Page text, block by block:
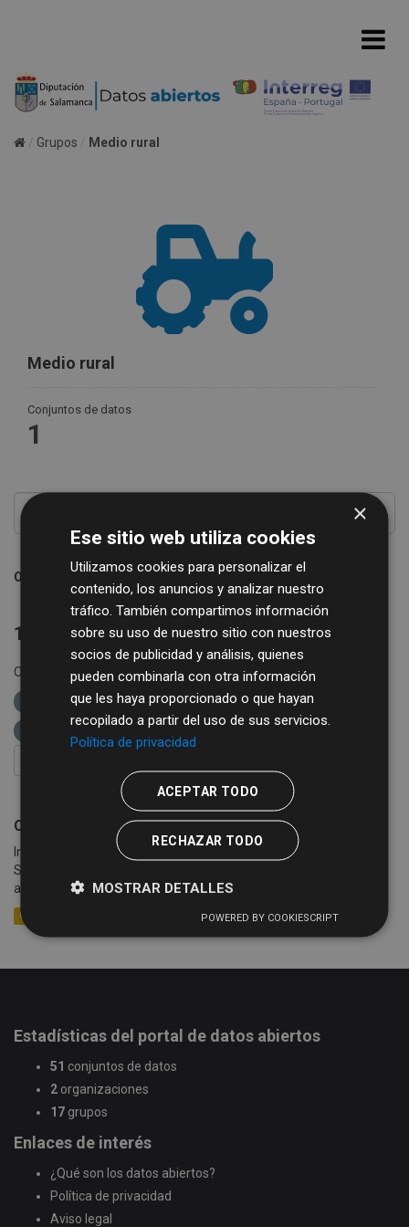
Grupos Medio rural
Medio rural
Conjuntos de datos
1
Ordenar por
1 conjunto de datos encontrado
Organizaciones: Diputación de Salamanca
Grupos:
Comercio
Formatos: XLSX
etiquetas:
diputación de salamanca
Cotizaciones semanales de la Lonja de Salamanca
Información sobre las cotizaciones semanales de la Lonja de
Salamanca (celebradas cada lunes) desde el año 2005 hasta la
actualidad. Se detalla información sobre la mesa,...
CSV
Estadísticas del portal de datos abiertos
51 conjuntos de datos
2 organizaciones
17 grupos
Enlaces de interés
¿Qué son los datos abiertos?
Política de privacidad
Aviso legal
×
Ese sitio web utiliza cookies
Utilizamos cookies para personalizar el
contenido, los anuncios y analizar nuestro
tráfico. También compartimos información
sobre su uso de nuestro sitio con nuestros
socios de publicidad y análisis, quienes
pueden combinarla con otra información
que les haya proporcionado o que hayan
recopilado a partir del uso de sus servicios.
Política de privacidad
ACEPTAR TODO
RECHAZAR TODO
MOSTRAR DETALLES
POWERED BY COOKIESCRIPT